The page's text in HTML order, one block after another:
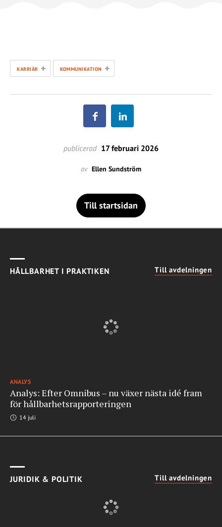
KARRIÄR + KOMMUNIKATION +
publicerad 17 februari 2026
av Ellen Sundström
Till startsidan
HÅLLBARHET I PRAKTIKEN Till avdelningen
ANALYS
Analys: Efter Omnibus – nu växer nästa idé fram
för hållbarhetsrapporteringen
14 juli
JURIDIK & POLITIK Till avdelningen